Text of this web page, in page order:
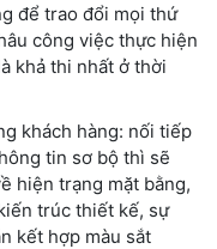
để trao đổi mọi thứ
công việc thực hiện
khả thi nhất ở thời
khách hàng: nối tiếp
tin sơ bộ thì sẽ
hiện trạng mặt bằng,
trúc thiết kế, sự
kết hợp màu sắt